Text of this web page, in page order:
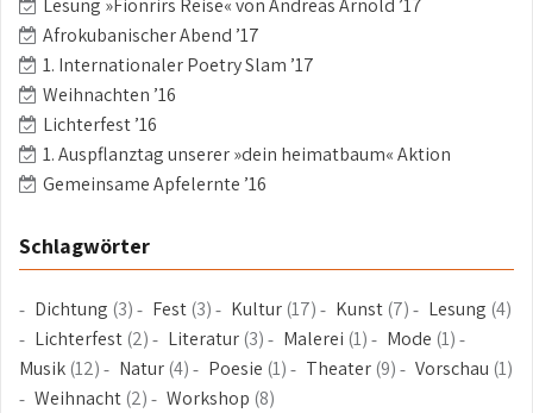
Lesung »Fionrirs Reise« von Andreas Arnold ’17
Afrokubanischer Abend ’17
1. Internationaler Poetry Slam ’17
Weihnachten ’16
Lichterfest ’16
1. Auspflanztag unserer »dein heimatbaum« Aktion
Gemeinsame Apfelernte ’16
Schlagwörter
Dichtung (3) Fest(3) Kultur(17) Kunst(7) Lesung (4)
Lichterfest(2) Literatur(3) Malerei (1) Mode (1)
Musik(12) Natur(4) Poesie (1) Theater(9) Vorschau (1)
Weihnacht(2) Workshop (8)